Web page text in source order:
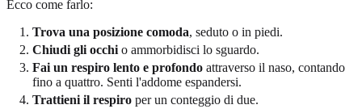
Ecco come farlo:
Trova una posizione comoda, seduto o in piedi.
Chiudi gli occhi o ammorbidisci lo sguardo.
Fai un respiro lento e profondo attraverso il naso, contando
fino a quattro. Senti l'addome espandersi.
Trattieni il respiro per un conteggio di due.